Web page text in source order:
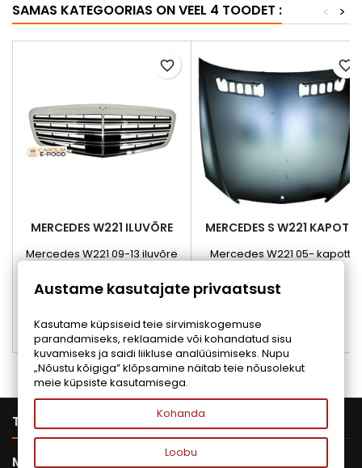
SAMAS KATEGOORIAS ON VEEL 4 TOODET : >
<
MERCEDES W221 ILUVÕRE
Mercedes W221 09-13 iluvõre
Hind
189,00 €
Otsas
favorite_border
MERCEDES S W221 KAPOTT
Mercedes W221 05- kapott
Hind
598,00 €
Otsas
favorite_border
TOOTED
MEIE ETTEVÕTE 
Austame kasutajate privaatsust
Kasutame küpsiseid teie sirvimiskogemuse
parandamiseks, reklaamide või kohandatud sisu
kuvamiseks ja saidi liikluse analüüsimiseks. Nupu
„Nõustu kõigiga” klõpsamine näitab teie nõusolekut
meie küpsiste kasutamisega.
Kohanda
Loobu